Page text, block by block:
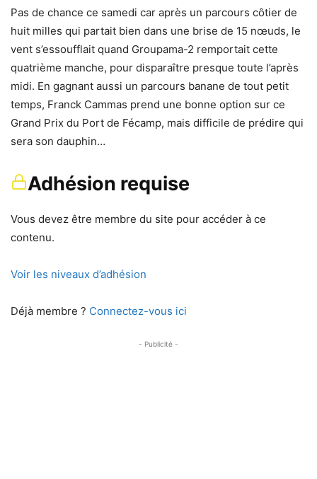
Pas de chance ce samedi car après un parcours côtier de
huit milles qui partait bien dans une brise de 15 nœuds, le
vent s’essoufflait quand Groupama-2 remportait cette
quatrième manche, pour disparaître presque toute l’après
midi. En gagnant aussi un parcours banane de tout petit
temps, Franck Cammas prend une bonne option sur ce
Grand Prix du Port de Fécamp, mais difficile de prédire qui
sera son dauphin…
Adhésion requise
Vous devez être membre du site pour accéder à ce
contenu.
Voir les niveaux d’adhésion
Déjà membre ? Connectez-vous ici
- Publicité -